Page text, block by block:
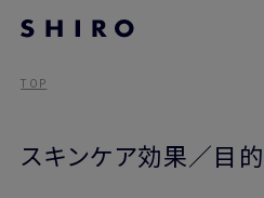
TOP
スキンケア効果／目的